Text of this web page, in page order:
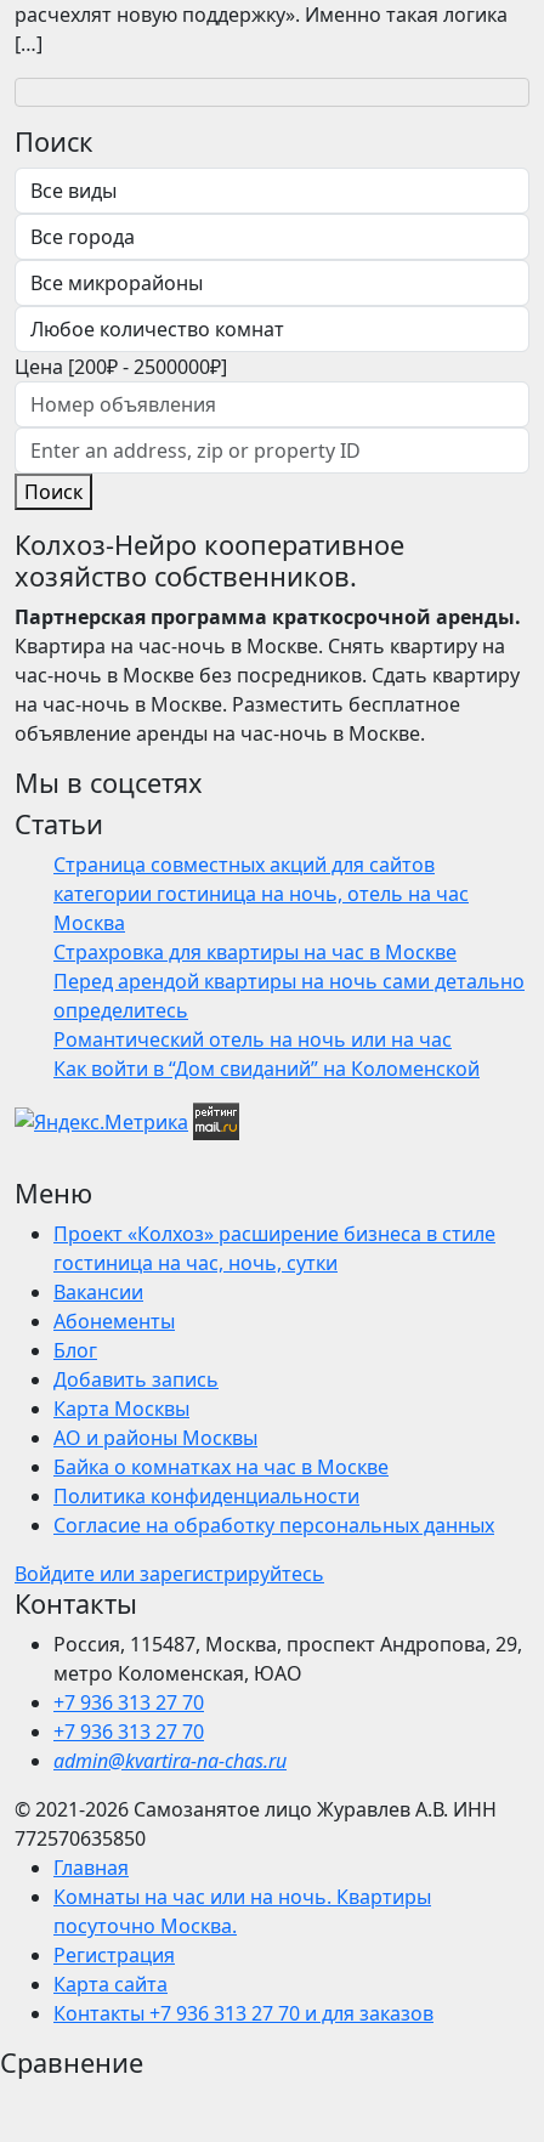
расчехлят новую поддержку». Именно такая логика
[…]
Поиск
Цена [200₽-2500000₽]
Поиск
Колхоз-Нейро кооперативное
хозяйство собственников.
Партнерская программа краткосрочной аренды.
Квартира на час-ночь в Москве. Снять квартиру на
час-ночь в Москве без посредников. Сдать квартиру
на час-ночь в Москве. Разместить бесплатное
объявление аренды на час-ночь в Москве.
Мы в соцсетях
Статьи
Страница совместных акций для сайтов
категории гостиница на ночь, отель на час
Москва
Страхровка для квартиры на час в Москве
Перед арендой квартиры на ночь сами детально
определитесь
Романтический отель на ночь или на час
Как войти в “Дом свиданий” на Коломенской
Меню
Проект «Колхоз» расширение бизнеса в стиле
гостиница на час, ночь, сутки
Вакансии
Абонементы
Блог
Добавить запись
Карта Москвы
АО и районы Москвы
Байка о комнатках на час в Москве
Политика конфиденциальности
Согласие на обработку персональных данных
Войдите или зарегистрируйтесь
Контакты
Россия, 115487, Москва, проспект Андропова, 29,
метро Коломенская, ЮАО
+7 936 313 27 70
+7 936 313 27 70
admin@kvartira-na-chas.ru
© 2021-2026 Самозанятое лицо Журавлев А.В. ИНН
772570635850
Главная
Комнаты на час или на ночь. Квартиры
посуточно Москва.
Регистрация
Карта сайта
Контакты +7 936 313 27 70 и для заказов
Сравнение